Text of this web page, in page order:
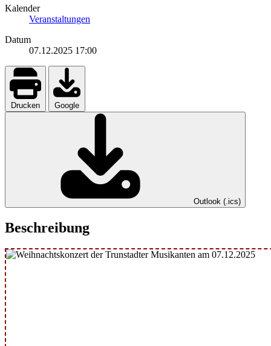
Kalender
Veranstaltungen
Datum
07.12.2025 17:00
Drucken Google
Outlook (.ics)
Beschreibung